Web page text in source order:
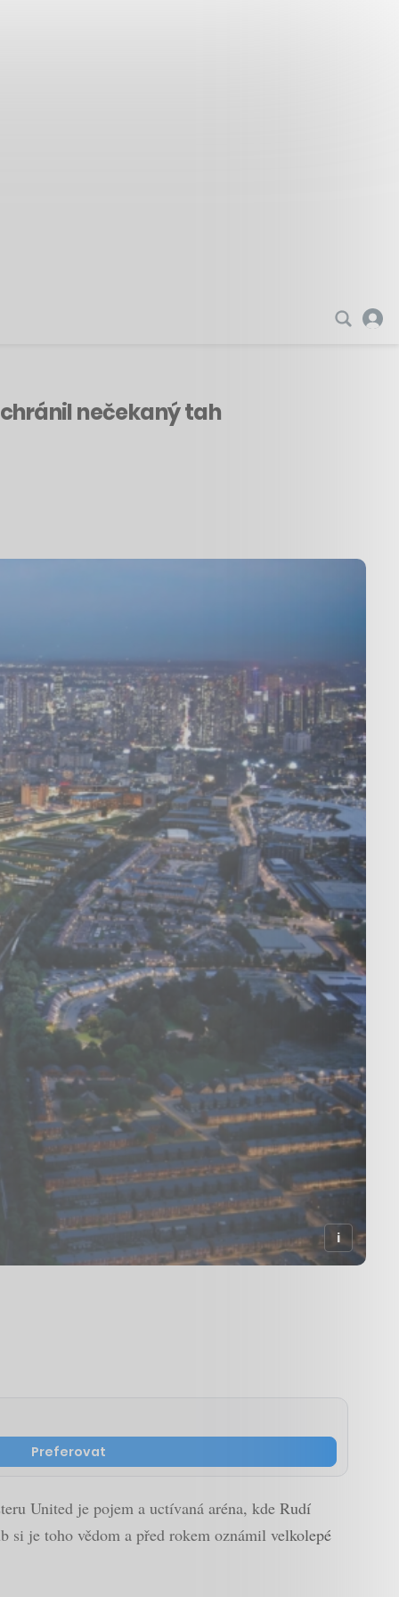
nečekaný tah
Preferovat
United je pojem a uctívaná aréna, kde Rudí
si je toho vědom a před rokem oznámil velkolepé